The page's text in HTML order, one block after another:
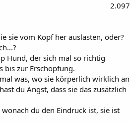
2.097
sie vom Kopf her auslasten, oder?
Hund, der sich mal so richtig
bis zur Erschöpfung.
was, wo sie körperlich wirklich an
du Angst, dass sie das zusätzlich
du den Eindruck ist, sie ist